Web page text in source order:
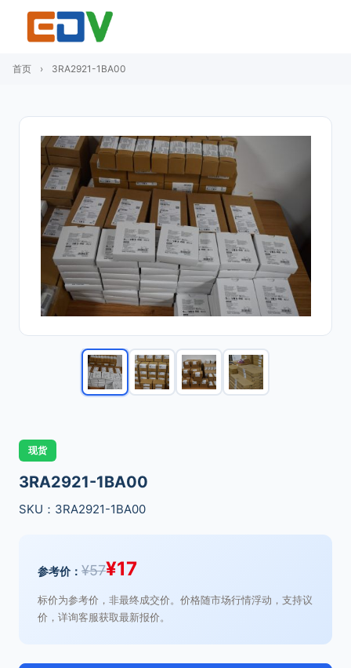
首页 › 3RA2921-1BA00
现货
3RA2921-1BA00
SKU：3RA2921-1BA00
参考价： ¥57¥17
标价为参考价，非最终成交价。价格随市场行情浮动，支持议
价，详询客服获取最新报价。